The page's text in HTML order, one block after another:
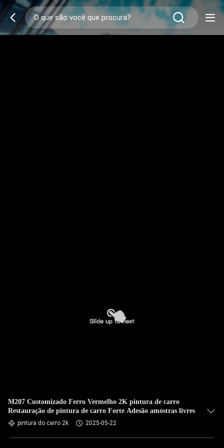
M207 Customizado Ferro Vermelho 2K pintura de carro
Restauração de pintura de carro Forte Adesão amostras livres
pintura do carro 2k 2025-05-22